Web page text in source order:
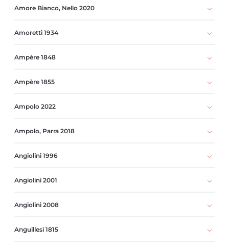
Amore Bianco, Nello 2020
Amoretti 1934
Ampère 1848
Ampère 1855
Ampolo 2022
Ampolo, Parra 2018
Angiolini 1996
Angiolini 2001
Angiolini 2008
Anguillesi 1815